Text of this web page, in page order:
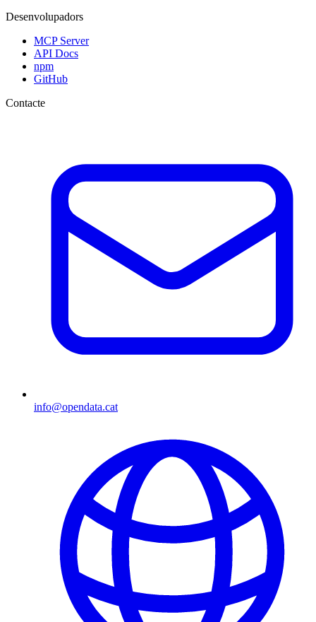
Desenvolupadors
MCP Server
API Docs
npm
GitHub
Contacte
info@opendata.cat